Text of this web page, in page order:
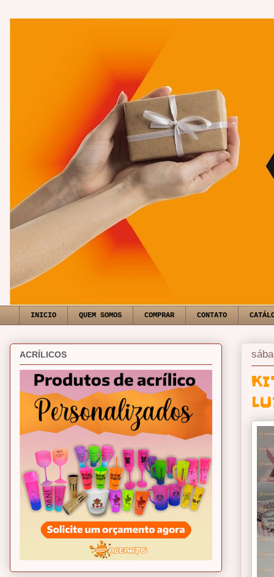
INICIO QUEM SOMOS COMPRAR CONTATO
ACRÍLICOS